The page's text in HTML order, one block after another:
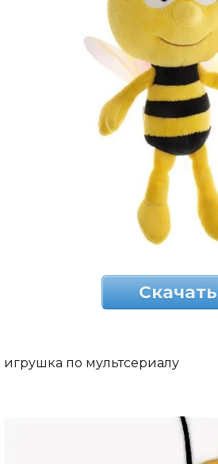
Скачать
игрушка по мультсериалу